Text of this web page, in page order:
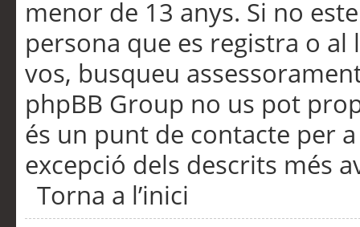
menor de 13 anys. Si no
persona que es registra o
vos, busqueu
phpBB Group no us pot
és un punt de contacte per
excepció dels descrits més
Torna a l’inici